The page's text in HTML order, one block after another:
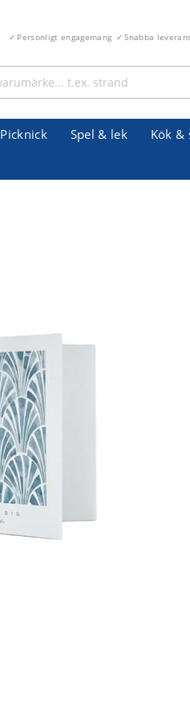
Personligt engagemang Snabba
Picknick Spel & lek Kök &